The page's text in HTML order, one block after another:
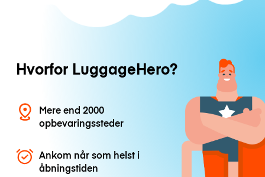
Hvorfor LuggageHero?
Mere end 2000
opbevaringssteder
Ankom når som helst i
åbningstiden